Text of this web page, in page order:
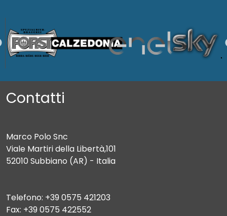
Contatti
Marco Polo Snc
Viale Martiri della Libertà,101
52010 Subbiano (AR) - Italia
Telefono: +39 0575 421203
Fax: +39 0575 422552